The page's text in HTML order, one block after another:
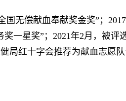
偿献血奉献奖金奖”；2017
一星奖”；2021年2月，被评
局红十字会推荐为献血志愿队